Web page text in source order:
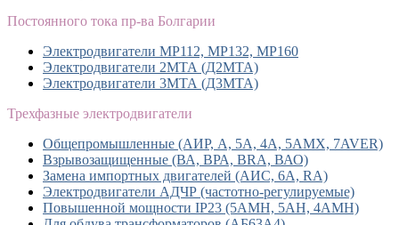
Постоянного тока пр-ва Болгарии
Электродвигатели MP112, МР132, MP160
Электродвигатели 2МТА (Д2МТА)
Электродвигатели 3МТА (Д3МТА)
Трехфазные электродвигатели
Общепромышленные (АИР, А, 5А, 4А, 5АМХ, 7AVER)
Взрывозащищенные (ВА, ВРА, BRA, ВАО)
Замена импортных двигателей (АИС, 6А, RA)
Электродвигатели АДЧР (частотно-регулируемые)
Повышенной мощности IP23 (5АМН, 5АН, 4АМН)